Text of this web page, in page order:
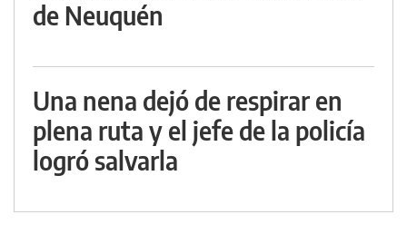
de Neuquén
Una nena dejó de respirar en
plena ruta y el jefe de la policía
logró salvarla